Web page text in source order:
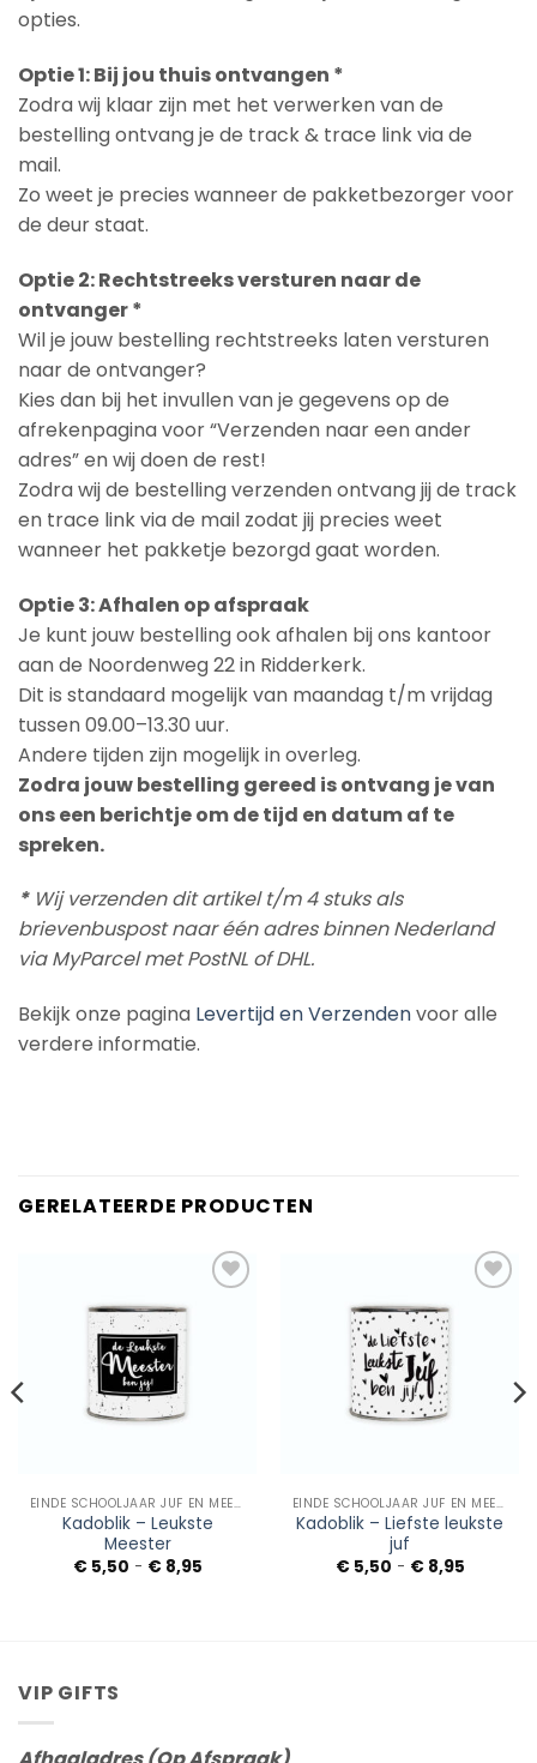
opties.
Optie 1: Bij jou thuis ontvangen *
Zodra wij klaar zijn met het verwerken van de
bestelling ontvang je de track & trace link via de
mail.
Zo weet je precies wanneer de pakketbezorger voor
de deur staat.
Optie 2: Rechtstreeks versturen naar de
ontvanger *
Wil je jouw bestelling rechtstreeks laten versturen
naar de ontvanger?
Kies dan bij het invullen van je gegevens op de
afrekenpagina voor “Verzenden naar een ander
adres” en wij doen de rest!
Zodra wij de bestelling verzenden ontvang jij de track
en trace link via de mail zodat jij precies weet
wanneer het pakketje bezorgd gaat worden.
Optie 3: Afhalen op afspraak
Je kunt jouw bestelling ook afhalen bij ons kantoor
aan de Noordenweg 22 in Ridderkerk.
Dit is standaard mogelijk van maandag t/m vrijdag
tussen 09.00–13.30 uur.
Andere tijden zijn mogelijk in overleg.
Zodra jouw bestelling gereed is ontvang je van
ons een berichtje om de tijd en datum af te
spreken.
* Wij verzenden dit artikel t/m 4 stuks als
brievenbuspost naar één adres binnen Nederland
via MyParcel met PostNL of DHL.
Bekijk onze pagina Levertijd en Verzendenvoor alle
verdere informatie.
GERELATEERDE PRODUCTEN
EINDE SCHOOLJAAR JUF EN MEESTER
Kadoblik – Leukste
Meester
€5,50 - €8,95Prijsklasse:
EINDE SCHOOLJAAR JUF EN MEESTER
Kadoblik – Liefste leukste
juf
€5,50 - €8,95
VIP GIFTS